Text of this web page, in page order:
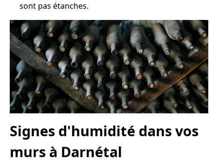
sont pas étanches.
Signes d'humidité dans vos
murs à Darnétal